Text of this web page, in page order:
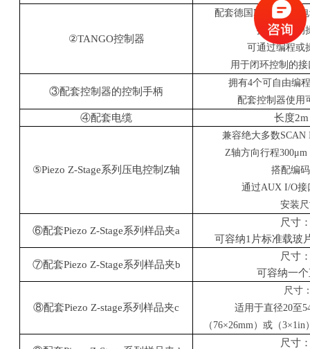
②TANGO控制器
配套德国 MW
显微镜
拥有直观的
可通过编程或
用于闭环控制的
③配套控制器的控制手柄
拥有4个可自由编
配套控制器使用
④配套电缆 长度2m
⑤Piezo Z-Stage系列压电控制 Z轴
兼容绝大多数SCAN
Z轴方向行程300μm
搭配编
通过AUX I/O接
安装
⑥配套Piezo Z-Stage系列样品夹a
尺寸
可容纳1 片标准载玻
⑦配套Piezo Z-Stage系列样品夹b
尺寸
可容纳一
⑧配套Piezo Z-stage系列样品夹c
尺寸
适用于直径20至
（ 76×26mm）或（3×1in
尺寸